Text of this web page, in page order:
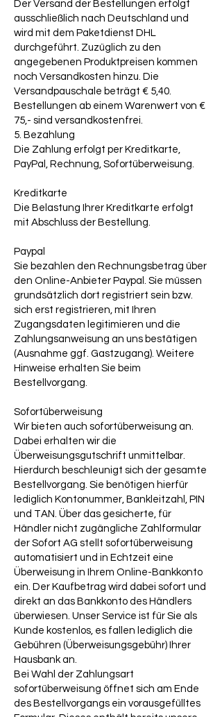
Der Versand der Bestellungen erfolgt
ausschließlich nach Deutschland und
wird mit dem Paketdienst DHL
durchgeführt. Zuzüglich zu den
angegebenen Produktpreisen kommen
noch Versandkosten hinzu. Die
Versandpauschale beträgt € 5,40.
Bestellungen ab einem Warenwert von €
75,- sind versandkostenfrei.
5. Bezahlung
Die Zahlung erfolgt per Kreditkarte,
PayPal, Rechnung, Sofortüberweisung.
Kreditkarte
Die Belastung Ihrer Kreditkarte erfolgt
mit Abschluss der Bestellung.
Paypal
Sie bezahlen den Rechnungsbetrag über
den Online-Anbieter Paypal. Sie müssen
grundsätzlich dort registriert sein bzw.
sich erst registrieren, mit Ihren
Zugangsdaten legitimieren und die
Zahlungsanweisung an uns bestätigen
(Ausnahme ggf. Gastzugang). Weitere
Hinweise erhalten Sie beim
Bestellvorgang.
Sofortüberweisung
Wir bieten auch sofortüberweisung an.
Dabei erhalten wir die
Überweisungsgutschrift unmittelbar.
Hierdurch beschleunigt sich der gesamte
Bestellvorgang. Sie benötigen hierfür
lediglich Kontonummer, Bankleitzahl, PIN
und TAN. Über das gesicherte, für
Händler nicht zugängliche Zahlformular
der Sofort AG stellt sofortüberweisung
automatisiert und in Echtzeit eine
Überweisung in Ihrem Online-Bankkonto
ein. Der Kaufbetrag wird dabei sofort und
direkt an das Bankkonto des Händlers
überwiesen. Unser Service ist für Sie als
Kunde kostenlos, es fallen lediglich die
Gebühren (Überweisungsgebühr) Ihrer
Hausbank an.
Bei Wahl der Zahlungsart
sofortüberweisung öffnet sich am Ende
des Bestellvorgangs ein vorausgefülltes